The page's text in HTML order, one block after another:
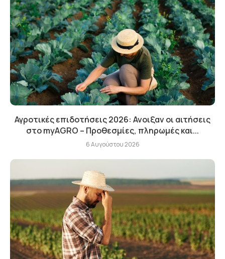
Αγροτικές επιδοτήσεις 2026: Ανοιξαν οι αιτήσεις
στο myAGRO – Προθεσμίες, πληρωμές και...
6 Αυγούστου 2026